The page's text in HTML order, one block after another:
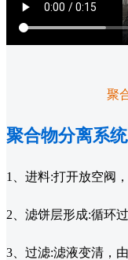
聚
聚合物分离系
1、进料:打开放空阀
2、滤饼层形成:循环
3、过滤:滤液变清，